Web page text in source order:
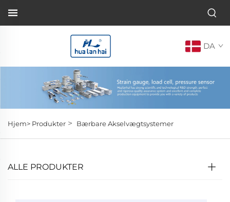
DA
Hjem> Produkter > Bærbare Akselvægtsystemer
ALLE PRODUKTER